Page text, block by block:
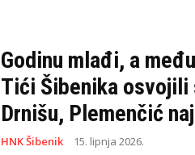
Godinu mlađi, a
Tići Šibenika osvojili
Drnišu, Plemenčić
HNK Šibenik 15. lipnja 2026.